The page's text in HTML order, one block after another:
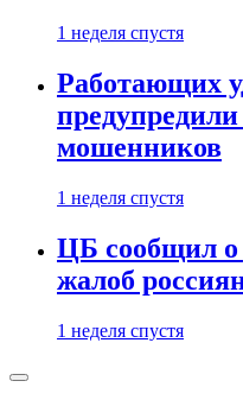
1 неделя спустя
Работающих
мошенников
1 неделя спустя
ЦБ сообщил о
жалоб
1 неделя спустя